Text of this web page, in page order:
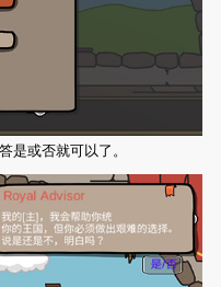
是或否就可以了。